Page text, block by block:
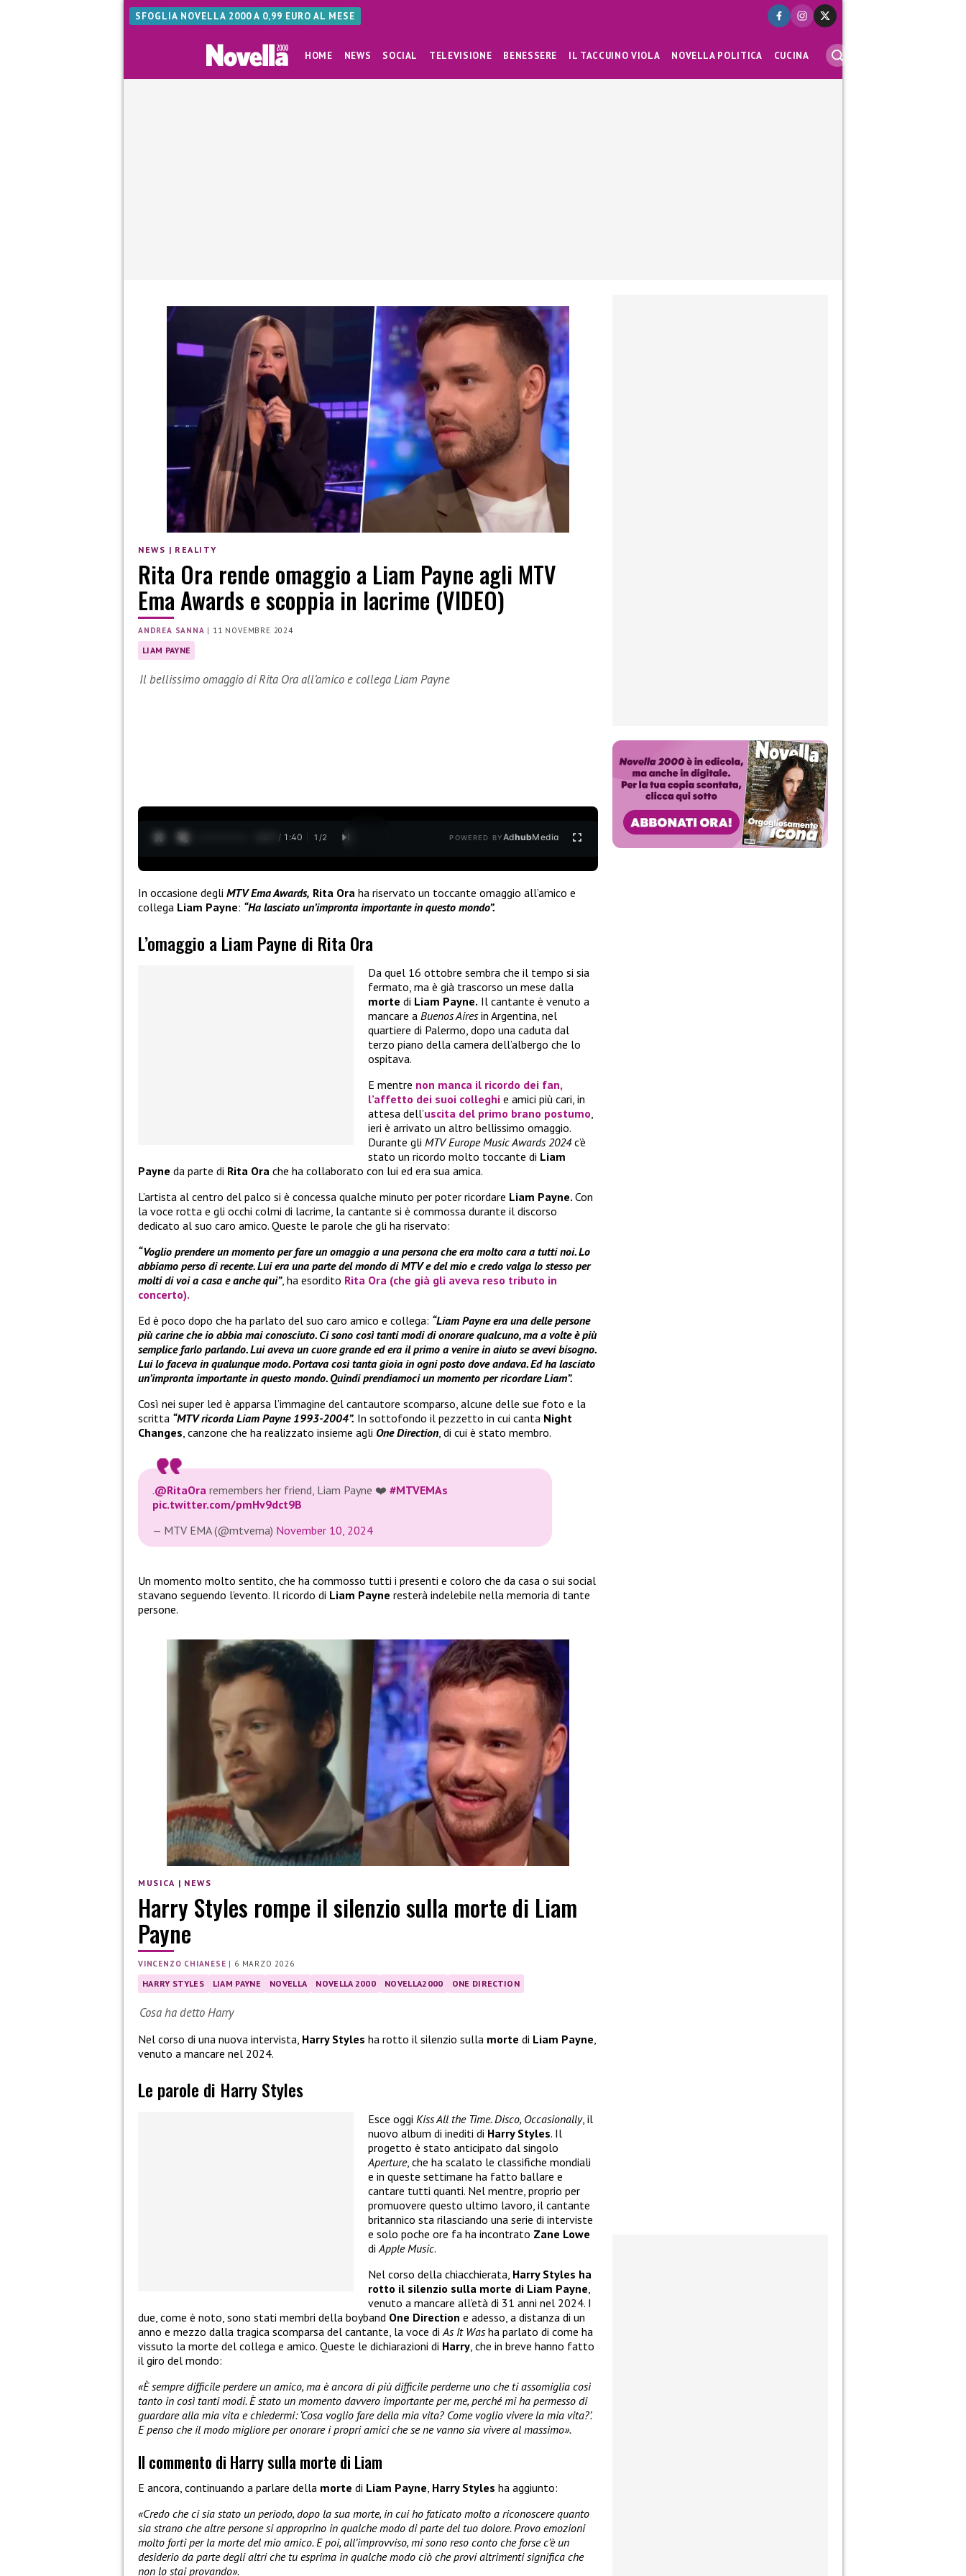
SFOGLIA NOVELLA 2000 A 0,99 EURO AL MESE
HOME NEWS SOCIAL TELEVISIONE BENESSERE IL TACCUINO VIOLA NOVELLA POLITICA CUCINA
NEWS | REALITY
Rita Ora rende omaggio a Liam Payne agli MTV
Ema Awards e scoppia in lacrime (VIDEO)
ANDREA SANNA | 11 NOVEMBRE 2024
LIAM PAYNE
Il bellissimo omaggio di Rita Ora all’amico e collega Liam Payne
0:28 / 1:40 1 /2 POWERED BYAdhubMedia
In occasione degli MTV Ema Awards, Rita Ora ha riservato un toccante omaggio all’amico e
collega Liam Payne: “Ha lasciato un’impronta importante in questo mondo”.
L’omaggio a Liam Payne di Rita Ora
Da quel 16 ottobre sembra che il tempo si sia
fermato, ma è già trascorso un mese dalla
morte di Liam Payne. Il cantante è venuto a
mancare a Buenos Airesin Argentina, nel
quartiere di Palermo, dopo una caduta dal
terzo piano della camera dell’albergo che lo
ospitava.
E mentre non manca il ricordo dei fan,
l’affetto dei suoi colleghi e amici più cari, in
attesa dell’uscita del primo brano postumo,
ieri è arrivato un altro bellissimo omaggio.
Durante gli MTV Europe Music Awards 2024c’è
stato un ricordo molto toccante di Liam
Payne da parte di Rita Ora che ha collaborato con lui ed era sua amica.
L’artista al centro del palco si è concessa qualche minuto per poter ricordare Liam Payne. Con
la voce rotta e gli occhi colmi di lacrime, la cantante si è commossa durante il discorso
dedicato al suo caro amico. Queste le parole che gli ha riservato:
“Voglio prendere un momento per fare un omaggio a una persona che era molto cara a tutti noi. Lo
abbiamo perso di recente. Lui era una parte del mondo di MTV e del mio e credo valga lo stesso per
molti di voi a casa e anche qui”, ha esordito Rita Ora (che già gli aveva reso tributo in
concerto).
Ed è poco dopo che ha parlato del suo caro amico e collega: “Liam Payne era una delle persone
più carine che io abbia mai conosciuto. Ci sono così tanti modi di onorare qualcuno, ma a volte è più
semplice farlo parlando. Lui aveva un cuore grande ed era il primo a venire in aiuto se avevi bisogno.
Lui lo faceva in qualunque modo. Portava così tanta gioia in ogni posto dove andava. Ed ha lasciato
un’impronta importante in questo mondo. Quindi prendiamoci un momento per ricordare Liam”.
Così nei super led è apparsa l’immagine del cantautore scomparso, alcune delle sue foto e la
scritta “MTV ricorda Liam Payne 1993-2004”. In sottofondo il pezzetto in cui canta Night
Changes, canzone che ha realizzato insieme agli One Direction, di cui è stato membro.
.@RitaOra remembers her friend, Liam Payne ❤️ #MTVEMAs
pic.twitter.com/pmHv9dct9B
— MTV EMA (@mtvema) November 10, 2024
Un momento molto sentito, che ha commosso tutti i presenti e coloro che da casa o sui social
stavano seguendo l’evento. Il ricordo di Liam Payne resterà indelebile nella memoria di tante
persone.
MUSICA | NEWS
Harry Styles rompe il silenzio sulla morte di Liam
Payne
VINCENZO CHIANESE | 6 MARZO 2026
HARRY STYLES LIAM PAYNE NOVELLA NOVELLA 2000 NOVELLA2000 ONE DIRECTION
Cosa ha detto Harry
Nel corso di una nuova intervista, Harry Styles ha rotto il silenzio sulla morte di Liam Payne
venuto a mancare nel 2024.
Le parole di Harry Styles
Esce oggi Kiss All the Time. Disco, Occasionally, il
nuovo album di inediti di Harry Styles. Il
progetto è stato anticipato dal singolo
Aperture, che ha scalato le classifiche mondiali
e in queste settimane ha fatto ballare e
cantare tutti quanti. Nel mentre, proprio per
promuovere questo ultimo lavoro, il cantante
britannico sta rilasciando una serie di interviste
e solo poche ore fa ha incontrato Zane Lowe
diApple Music.
Nel corso della chiacchierata, Harry Styles ha
rotto il silenzio sulla morte di Liam Payne,
venuto a mancare all’età di 31 anni nel 2024. I
due, come è noto, sono stati membri della boyband One Direction e adesso, a distanza di un
anno e mezzo dalla tragica scomparsa del cantante, la voce diAs It Washa parlato di come ha
vissuto la morte del collega e amico. Queste le dichiarazioni di Harry, che in breve hanno fatto
il giro del mondo:
«È sempre difficile perdere un amico, ma è ancora di più difficile perderne uno che ti assomiglia così
tanto in così tanti modi. È stato un momento davvero importante per me, perché mi ha permesso di
guardare alla mia vita e chiedermi: ‘Cosa voglio fare della mia vita? Come voglio vivere la mia vita?’.
E penso che il modo migliore per onorare i propri amici che se ne vanno sia vivere al massimo».
Il commento di Harry sulla morte di Liam
E ancora, continuando a parlare della morte di Liam Payne, Harry Styles ha aggiunto:
«Credo che ci sia stato un periodo, dopo la sua morte, in cui ho faticato molto a riconoscere quanto
sia strano che altre persone si approprino in qualche modo di parte del tuo dolore. Provo emozioni
molto forti per la morte del mio amico. E poi, all’improvviso, mi sono reso conto che forse c’è un
desiderio da parte degli altri che tu esprima in qualche modo ciò che provi altrimenti significa che
non lo stai provando».